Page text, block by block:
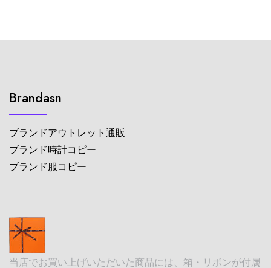
Brandasn
ブランドアウトレット通販
ブランド時計コピー
ブランド服コピー
当店でお買い上げいただいた商品には、箱・リボンが付属